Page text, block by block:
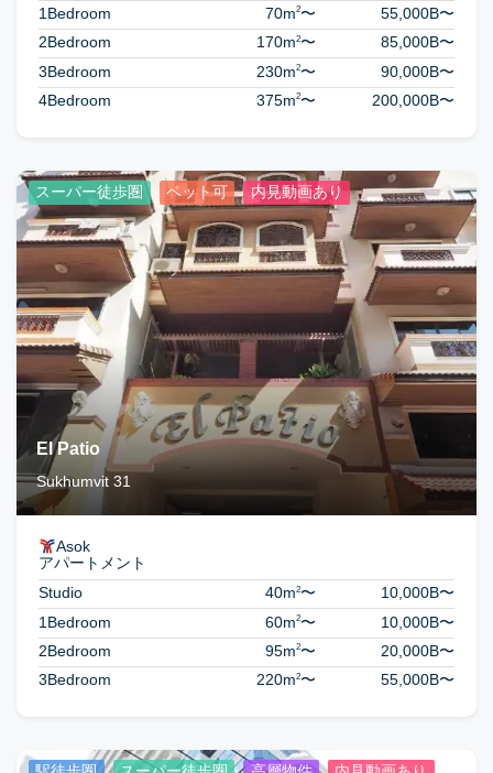
1Bedroom
70m2〜 55,000B〜
2Bedroom
170m2〜 85,000B〜
3Bedroom
230m2〜 90,000B〜
4Bedroom
375m2〜 200,000B〜
スーパー徒歩圏 ペット可 内見動画あり
El Patio
Sukhumvit 31
Asok
アパートメント
Studio
40m2〜 10,000B〜
1Bedroom
60m2〜 10,000B〜
2Bedroom
95m2〜 20,000B〜
3Bedroom
220m2〜 55,000B〜